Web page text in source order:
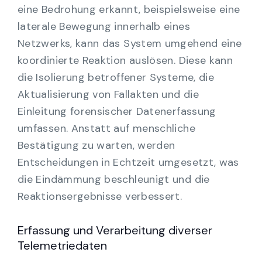
eine Bedrohung erkannt, beispielsweise eine
laterale Bewegung innerhalb eines
Netzwerks, kann das System umgehend eine
koordinierte Reaktion auslösen. Diese kann
die Isolierung betroffener Systeme, die
Aktualisierung von Fallakten und die
Einleitung forensischer Datenerfassung
umfassen. Anstatt auf menschliche
Bestätigung zu warten, werden
Entscheidungen in Echtzeit umgesetzt, was
die Eindämmung beschleunigt und die
Reaktionsergebnisse verbessert.
Erfassung und Verarbeitung diverser
Telemetriedaten